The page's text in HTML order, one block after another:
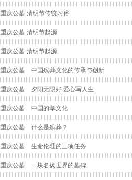
重庆公墓 清明节传统习俗
重庆公墓 清明节起源
重庆公墓 清明节起源
重庆公墓 中国殡葬文化的传承与创新
重庆公墓 夕阳无限好 爱心写人生
重庆公墓 中国的孝文化
重庆公墓 什么是殡葬？
重庆公墓 生命伦理的三项任务
重庆公墓 一块名扬世界的墓碑